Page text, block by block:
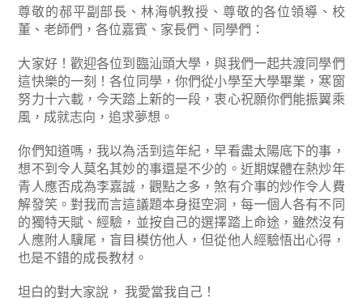
尊敬的郝平副部長、林海帆教授、尊敬的各位領導、校
董、老師們，各位嘉賓、家長們、同學們：
大家好！歡迎各位到臨汕頭大學，與我們一起共渡同學們
這快樂的一刻！各位同學，你們從小學至大學畢業，寒窗
努力十六載，今天踏上新的一段，衷心祝願你們能振翼乘
風，成就志向，追求夢想。
你們知道嗎，我以為活到這年紀，早看盡太陽底下的事，
想不到令人莫名其妙的事還是不少的。近期媒體在熱炒年
青人應否成為李嘉誠，觀點之多，煞有介事的炒作令人費
解發笑。對我而言這議題本身挺空洞，每一個人各有不同
的獨特天賦、經驗，並按自己的選擇踏上命途，雖然沒有
人應附人驥尾，盲目模仿他人，但從他人經驗悟出心得，
也是不錯的成長教材。
坦白的對大家說， 我愛當我自己！